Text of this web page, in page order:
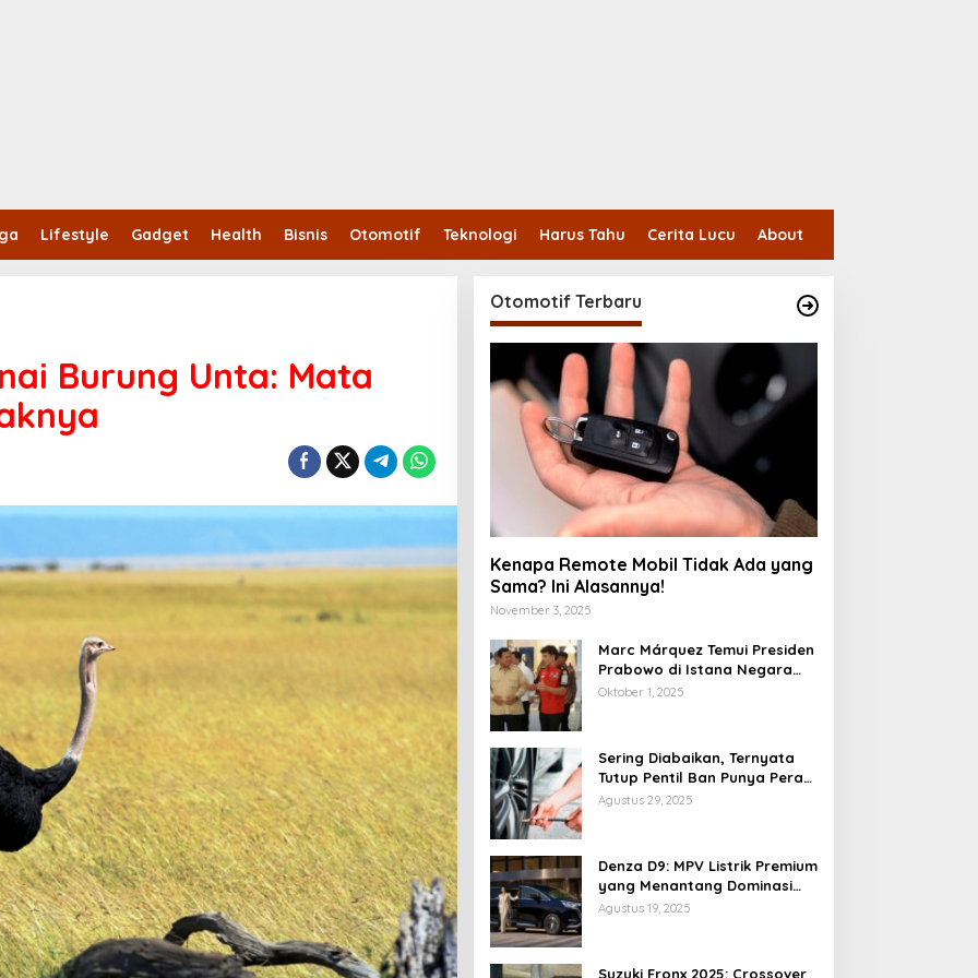
Lifestyle Gadget Health Bisnis Otomotif Teknologi Harus Tahu Cerita Lucu About
Burung Unta: Mata
Otomotif Terbaru
Kenapa Remote Mobil Tidak Ada yang
Sama? Ini Alasannya!
November 3, 2025
Marc Márquez Temui Presiden
Prabowo di Istana Negara
Jelang MotoGP Mandalika
Oktober 1, 2025
Sering Diabaikan, Ternyata
Tutup Pentil Ban Punya Peran
Vital yang Mengejutkan
Agustus 29, 2025
Denza D9: MPV Listrik Premium
yang Menantang Dominasi
Toyota Alphard
Agustus 19, 2025
Suzuki Fronx 2025: Crossover